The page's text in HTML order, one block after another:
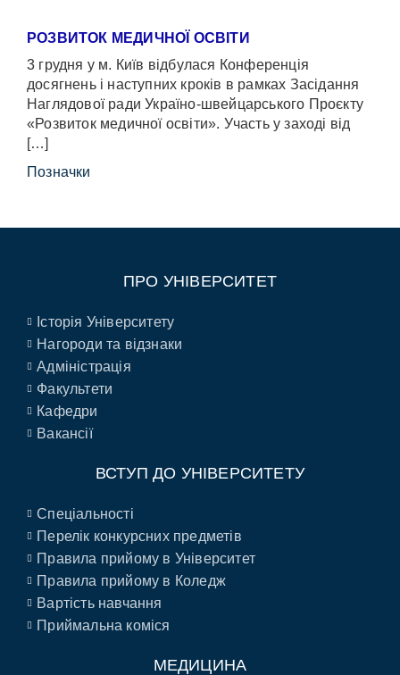
РОЗВИТОК МЕДИЧНОЇ ОСВІТИ
3 грудня у м. Київ відбулася Конференція
досягнень і наступних кроків в рамках Засідання
Наглядової ради Україно-швейцарського Проєкту
«Розвиток медичної освіти». Участь у заході від
[…]
Позначки
ПРО УНІВЕРСИТЕТ
Історія Університету
Нагороди та відзнаки
Адміністрація
Факультети
Кафедри
Вакансії
ВСТУП ДО УНІВЕРСИТЕТУ
Спеціальності
Перелік конкурсних предметів
Правила прийому в Університет
Правила прийому в Коледж
Вартість навчання
Приймальна коміся
МЕДИЦИНА